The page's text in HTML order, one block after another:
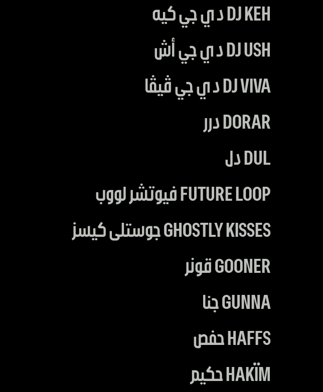
DJ KEH دي جي كيه
DJ USH دي جي أش
DJ VIVA دي جي ڤيڤا
DORAR درر
DUL دل
FUTURE LOOP فيوتشر لووب
GHOSTLY KISSES جوستلى كيسز
GOONER قونر
GUNNA جنا
HAFFS حفص
HAKÏM حكيم